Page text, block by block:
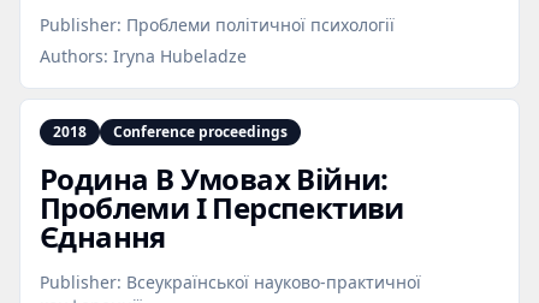
Publisher: Проблеми політичної психології
Authors: Iryna Hubeladze
2018 Conference proceedings
Родина В Умовах Війни:
Проблеми І Перспективи
Єднання
Publisher: Всеукраїнської науково-практичної